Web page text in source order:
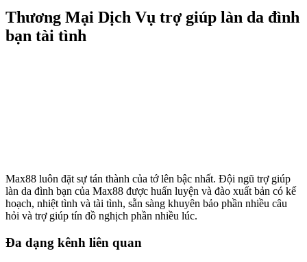
Thương Mại Dịch Vụ trợ giúp làn da đình
bạn tài tình
Max88 luôn đặt sự tán thành của tớ lên bậc nhất. Đội ngũ trợ giúp
làn da đình bạn của Max88 được huấn luyện và đào xuất bản có kế
hoạch, nhiệt tình và tài tình, sẵn sàng khuyên bảo phần nhiều câu
hỏi và trợ giúp tín đồ nghịch phần nhiều lúc.
Đa dạng kênh liên quan